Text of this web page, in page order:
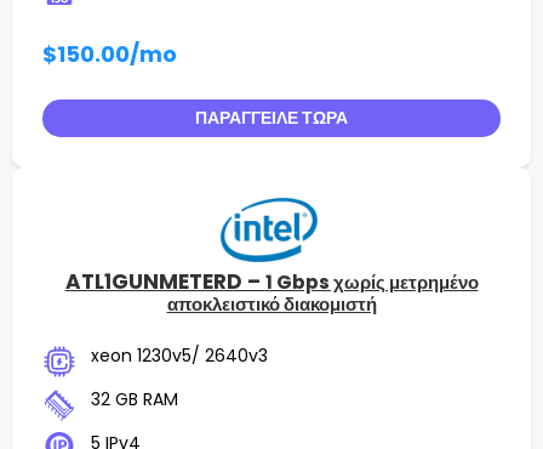
$150.00/mo
ΠΑΡΆΓΓΕΙΛΕ ΤΏΡΑ
ATL1GUNMETERD – 1 Gbps χωρίς μετρημένο
αποκλειστικό διακομιστή
xeon 1230v5/ 2640v3
32 GB RAM
5 IPv4